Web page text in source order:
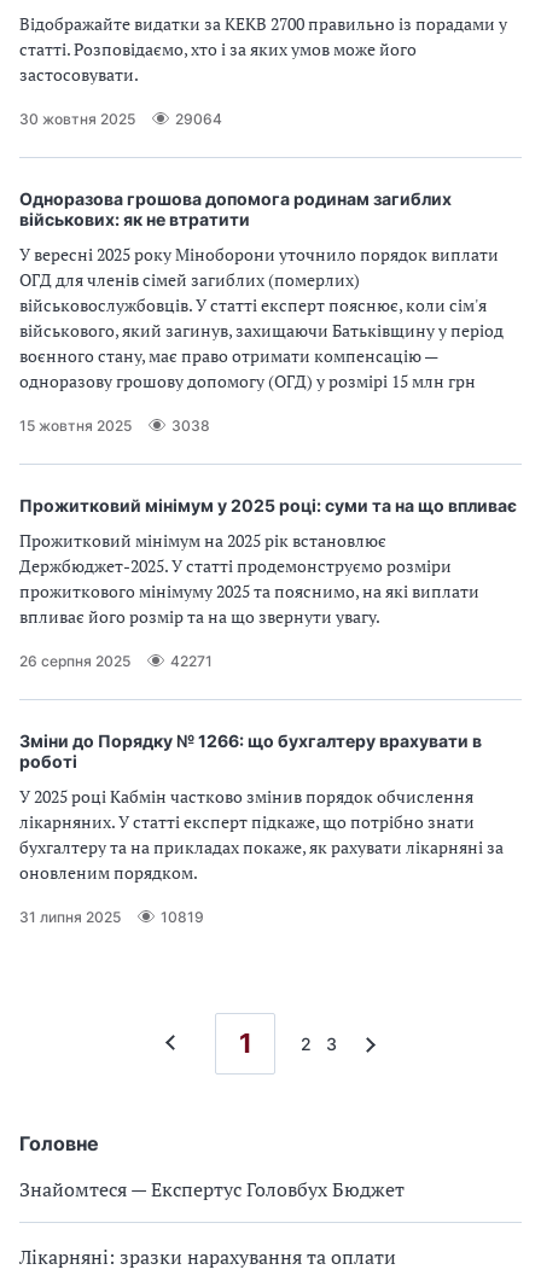
Головне
Знайомтеся — Експертус Головбух Бюджет
Лікарняні: зразки нарахування та оплати
Відображайте видатки за КЕКВ 2700 правильно із порадами у
статті. Розповідаємо, хто і за яких умов може його
застосовувати.
30 жовтня 2025 29064
Одноразова грошова допомога родинам загиблих
військових: як не втратити
У вересні 2025 року Міноборони уточнило порядок виплати
ОГД для членів сімей загиблих (померлих)
військовослужбовців. У статті експерт пояснює, коли сім'я
військового, який загинув, захищаючи Батьківщину у період
воєнного стану, має право отримати компенсацію —
одноразову грошову допомогу (ОГД) у розмірі 15 млн грн
15 жовтня 2025 3038
Прожитковий мінімум у 2025 році: суми та на що впливає
Прожитковий мінімум на 2025 рік встановлює
Держбюджет-2025. У статті продемонструємо розміри
прожиткового мінімуму 2025 та пояснимо, на які виплати
впливає його розмір та на що звернути увагу.
26 серпня 2025 42271
Зміни до Порядку № 1266: що бухгалтеру врахувати в
роботі
У 2025 році Кабмін частково змінив порядок обчислення
лікарняних. У статті експерт підкаже, що потрібно знати
бухгалтеру та на прикладах покаже, як рахувати лікарняні за
оновленим порядком.
31 липня 2025 10819
1 2 3